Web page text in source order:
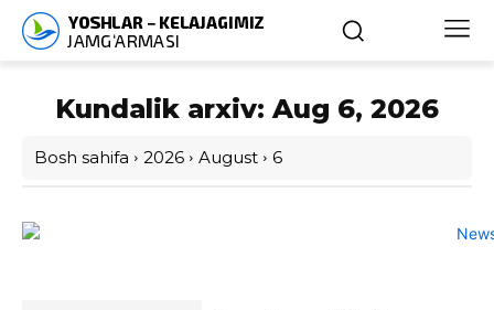
Kundalik arxiv: Aug 6, 2026
Bosh sahifa 2026 August 6